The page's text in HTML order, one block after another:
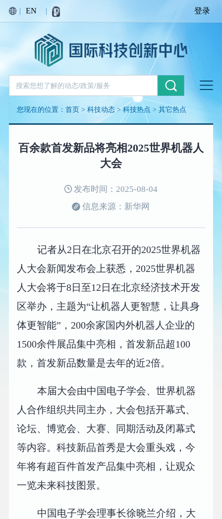
| EN | 登录
您现在的位置：首页 >科技动态>科技热点 >其它热点
百余款首发新品将亮相2025世界机器人
大会
发布时间：2025-08-04
信息来源：新华网
记者从2日在北京召开的2025世界机器
人大会新闻发布会上获悉，2025世界机器
人大会将于8日至12日在北京经济技术开发
区举办，主题为“让机器人更智慧，让具身
体更智能”，200余家国内外机器人企业的
1500余件展品集中亮相，首发新品超100
款，首发新品数量是去年的近2倍。
本届大会由中国电子学会、世界机器
人合作组织共同主办，大会包括开幕式、
论坛、博览会、大赛、同期活动及闭幕式
等内容。科技新品首秀是大会重头戏，今
年将有超百件首发产品集中亮相，让观众
一览未来科技图景。
中国电子学会理事长徐晓兰介绍，大